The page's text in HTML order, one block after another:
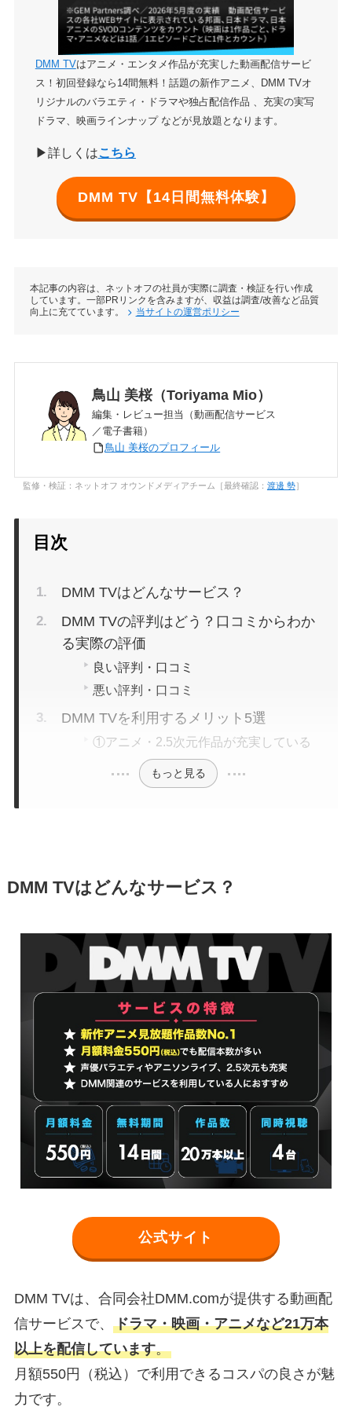
DMM TVはアニメ・エンタメ作品が充実した動画配信サービ
ス！初回登録なら14間無料！話題の新作アニメ、DMM TVオ
リジナルのバラエティ・ドラマや独占配信作品 、充実の実写
ドラマ、映画ラインナップ などが見放題となります。
▶詳しくはこちら
DMM TV【14日間無料体験】
本記事の内容は、ネットオフの社員が実際に調査・検証を行い作成
しています。一部PRリンクを含みますが、収益は調査/改善など品質
向上に充てています。
当サイトの運営ポリシー
鳥山 美桜（Toriyama Mio）
編集・レビュー担当（動画配信サービス
／電子書籍）
鳥山 美桜のプロフィール
監修・検証：ネットオフ オウンドメディアチーム［最終確認： 渡邊 勢］
目次
DMM TVはどんなサービス？
DMM TVの評判はどう？口コミからわか
る実際の評価
良い評判・口コミ
悪い評判・口コミ
DMM TVを利用するメリット5選
①アニメ・2.5次元作品が充実している
もっと見る
DMM TVはどんなサービス？
公式サイト
DMM TVは、合同会社DMM.comが提供する動画配
信サービスで、 ドラマ・映画・アニメなど21万本
以上を配信しています。
月額550円（税込）で利用できるコスパの良さが魅
力です。